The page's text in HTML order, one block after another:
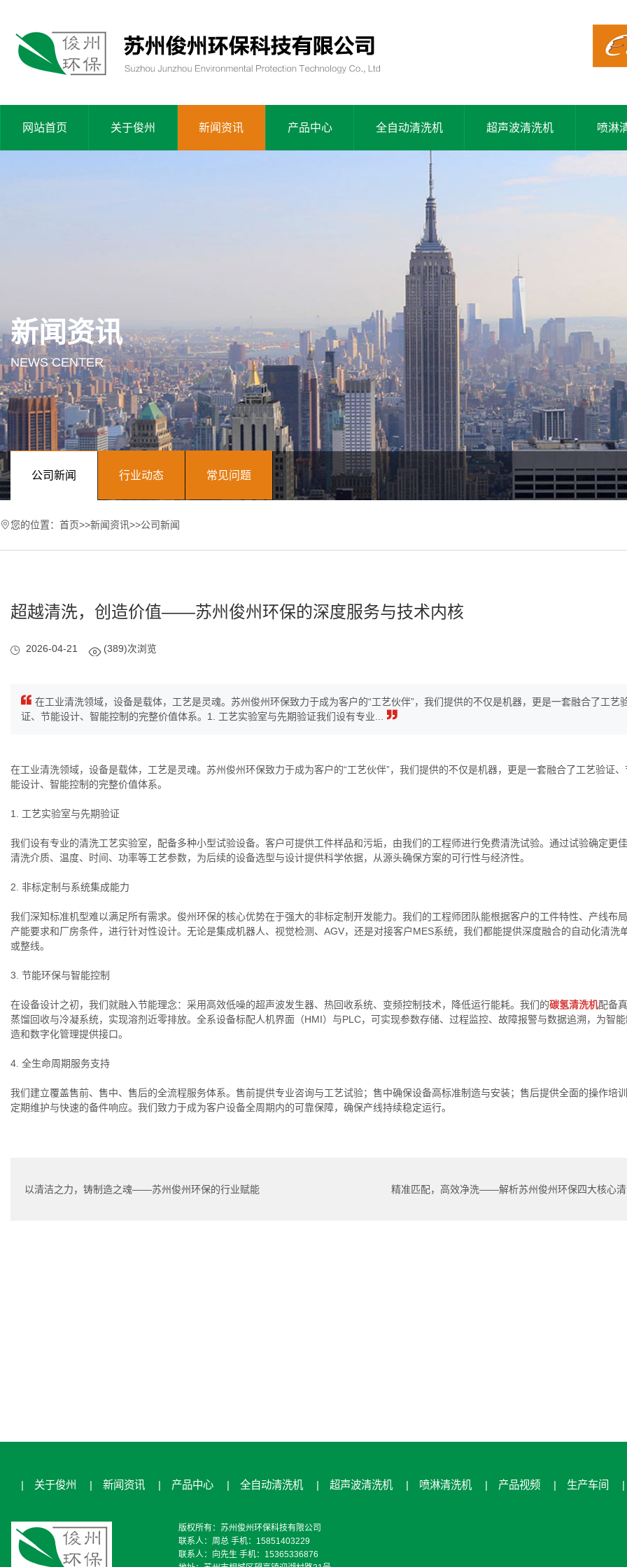
网站首页 关于俊州 新闻资讯 产品中心 全自动清洗机 超声波清洗机 喷淋
新闻资讯
NEWS CENTER
公司新闻 行业动态 常见问题
您的位置： 首页>>新闻资讯>>公司新闻
超越清洗，创造价值——苏州俊州环保的深度服务与技术内核
2026-04-21 (389)次浏览
在工业清洗领域，设备是载体，工艺是灵魂。苏州俊州环保致力于成为客户的“工艺伙伴”，我们提供的不仅是机器，更是一套融合了工艺
证、节能设计、智能控制的完整价值体系。1. 工艺实验室与先期验证我们设有专业...
在工业清洗领域，设备是载体，工艺是灵魂。苏州俊州环保致力于成为客户的“工艺伙伴”，我们提供的不仅是机器，更是一套融合了工艺验证、
能设计、智能控制的完整价值体系。
1. 工艺实验室与先期验证
我们设有专业的清洗工艺实验室，配备多种小型试验设备。客户可提供工件样品和污垢，由我们的工程师进行免费清洗试验。通过试验确定更
清洗介质、温度、时间、功率等工艺参数，为后续的设备选型与设计提供科学依据，从源头确保方案的可行性与经济性。
2. 非标定制与系统集成能力
我们深知标准机型难以满足所有需求。俊州环保的核心优势在于强大的非标定制开发能力。我们的工程师团队能根据客户的工件特性、产线布
产能要求和厂房条件，进行针对性设计。无论是集成机器人、视觉检测、AGV，还是对接客户MES系统，我们都能提供深度融合的自动化清洗
或整线。
3. 节能环保与智能控制
在设备设计之初，我们就融入节能理念：采用高效低噪的超声波发生器、热回收系统、变频控制技术，降低运行能耗。我们的碳氢清洗机配备
蒸馏回收与冷凝系统，实现溶剂近零排放。全系设备标配人机界面（HMI）与PLC，可实现参数存储、过程监控、故障报警与数据追溯，为智
造和数字化管理提供接口。
4. 全生命周期服务支持
我们建立覆盖售前、售中、售后的全流程服务体系。售前提供专业咨询与工艺试验；售中确保设备高标准制造与安装；售后提供全面的操作培
定期维护与快速的备件响应。我们致力于成为客户设备全周期内的可靠保障，确保产线持续稳定运行。
以清洁之力，铸制造之魂——苏州俊州环保的行业赋能 精准匹配，高效净洗——解析苏州俊州环保四大核心清
| 关于俊州 | 新闻资讯 | 产品中心 | 全自动清洗机 | 超声波清洗机 | 喷淋清洗机 | 产品视频 | 生产车间 |
版权所有：苏州俊州环保科技有限公司
联系人：周总 手机：15851403229
联系人：向先生 手机：15365336876